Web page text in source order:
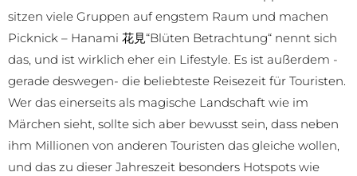
sitzen viele Gruppen auf engstem Raum und machen
Picknick – Hanami 花見“Blüten Betrachtung“ nennt sich
das, und ist wirklich eher ein Lifestyle. Es ist außerdem -
gerade deswegen- die beliebteste Reisezeit für Touristen.
Wer das einerseits als magische Landschaft wie im
Märchen sieht, sollte sich aber bewusst sein, dass neben
ihm Millionen von anderen Touristen das gleiche wollen,
und das zu dieser Jahreszeit besonders Hotspots wie